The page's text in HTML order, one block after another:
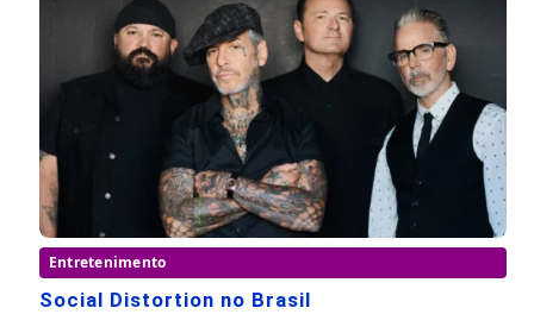
Entretenimento
Social Distortion no Brasil